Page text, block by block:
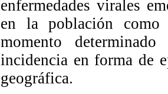
enfermedades virales
en la población como
momento
incidencia en forma de
geográfica.